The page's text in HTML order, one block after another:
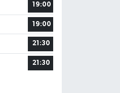
19:00
19:00
21:30
21:30